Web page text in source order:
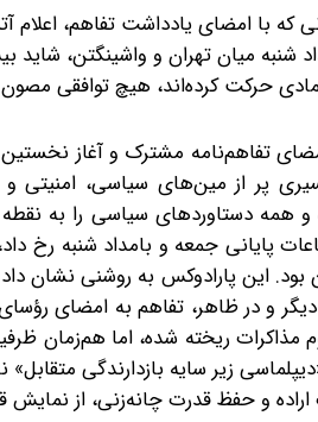
که با امضای یادداشت تفاهم،
شنبه میان تهران و واشینگتن، شاید
حرکت کرده‌اند، هیچ توافقی
تفاهم‌نامه مشترک و آغاز
پر از مین‌های سیاسی،
دستاوردهای سیاسی را به نقطه
پایانی جمعه و بامداد شنبه رخ
بود. این پارادوکس به روشنی
و در ظاهر، تفاهم به امضای رؤسای
مذاکرات ریخته شده، اما هم‌زمان
زیر سایه بازدارندگی
اراده و حفظ قدرت چانه‌زنی، از